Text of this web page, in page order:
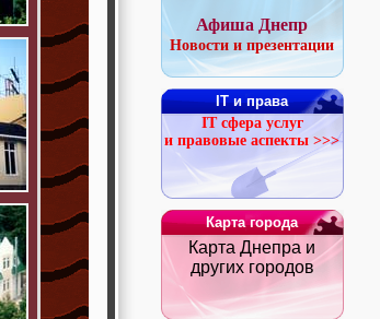
Афиша Днепр
Новости и презентации
IT и права
IT сфера услуг
и правовые аспекты >>>
Карта города
Карта Днепра и
других городов